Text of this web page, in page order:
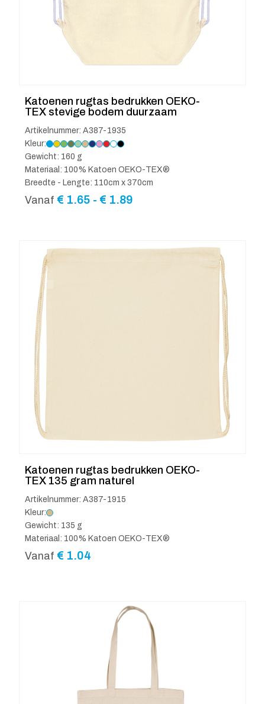
Katoenen rugtas bedrukken OEKO-
TEX stevige bodem duurzaam
Artikelnummer: A387-1935
Kleur:
Gewicht: 160 g
Materiaal: 100% Katoen OEKO-TEX®
Breedte - Lengte: 110cm x 370cm
Vanaf € 1.65 - € 1.89
Katoenen rugtas bedrukken OEKO-
TEX 135 gram naturel
Artikelnummer: A387-1915
Kleur:
Gewicht: 135 g
Materiaal: 100% Katoen OEKO-TEX®
Vanaf € 1.04